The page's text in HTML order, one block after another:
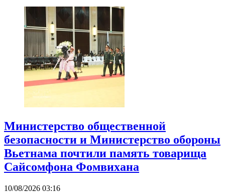
Министерство общественной
безопасности и Министерство обороны
Вьетнама почтили память товарища
Сайсомфона Фомвихана
10/08/2026 03:16